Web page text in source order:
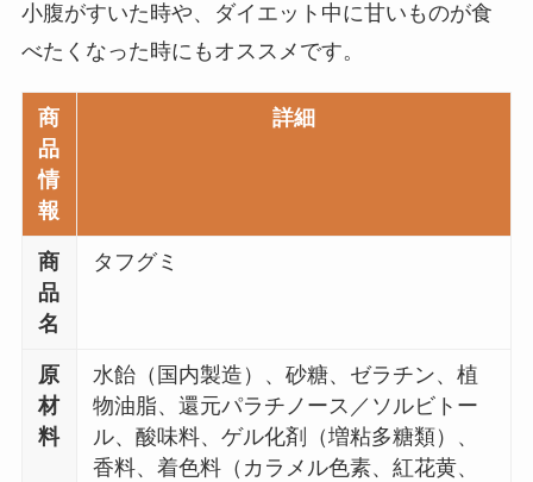
小腹がすいた時や、ダイエット中に甘いものが食
べたくなった時にもオススメです。
商
品
情
報
詳細
商
品
名
タフグミ
原
材
料
水飴（国内製造）、砂糖、ゼラチン、植
物油脂、還元パラチノース／ソルビトー
ル、酸味料、ゲル化剤（増粘多糖類）、
香料、着色料（カラメル色素、紅花黄、